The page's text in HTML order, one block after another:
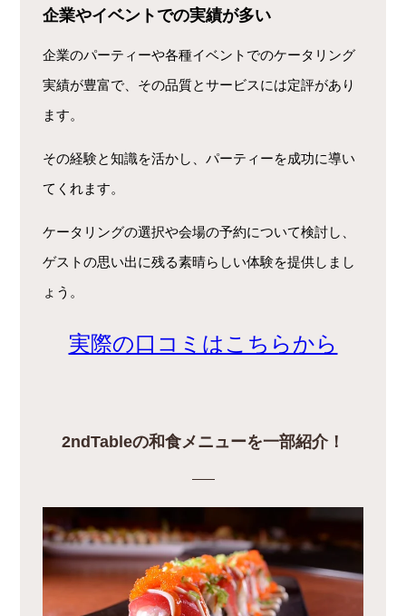
企業やイベントでの実績が多い
企業のパーティーや各種イベントでのケータリング
実績が豊富で、その品質とサービスには定評があり
ます。
その経験と知識を活かし、パーティーを成功に導い
てくれます。
ケータリングの選択や会場の予約について検討し、
ゲストの思い出に残る素晴らしい体験を提供しまし
ょう。
実際の口コミはこちらから
2ndTableの和食メニューを一部紹介！